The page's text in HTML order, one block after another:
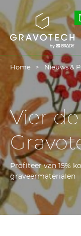
to
main
content
Gravotech
Home Nieuws &
Vier
Profiteer van 15%
graveermaterialen